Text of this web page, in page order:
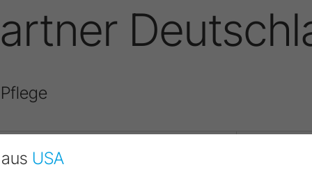
Elektro-Service Barth GmbH
Eichholzstraße 10
USA